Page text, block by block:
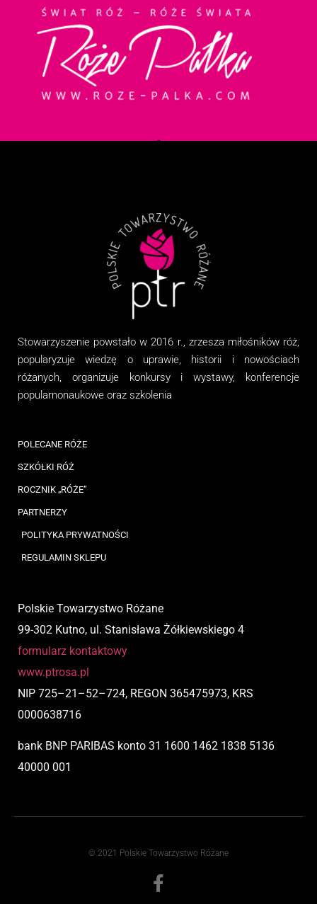
Stowarzyszenie powstało w 2016 r., zrzesza miłośników róż,
popularyzuje wiedzę o uprawie, historii i nowościach
różanych, organizujekonkursy i wystawy, konferencje
popularnonaukowe oraz szkolenia
POLECANE RÓŻE
SZKÓŁKI RÓŻ
ROCZNIK „RÓŻE”
PARTNERZY
POLITYKA PRYWATNOŚCI
REGULAMIN SKLEPU
Polskie Towarzystwo Różane
99-302 Kutno, ul. Stanisława Żółkiewskiego 4
formularz kontaktowy
www.ptrosa.pl
NIP 725–21 –52–724, REGON 365475973, KRS
0000638716
bank BNP PARIBAS konto 31 1600 1462 1838 5136
40000 001
© 2021 Polskie Towarzystwo Różane